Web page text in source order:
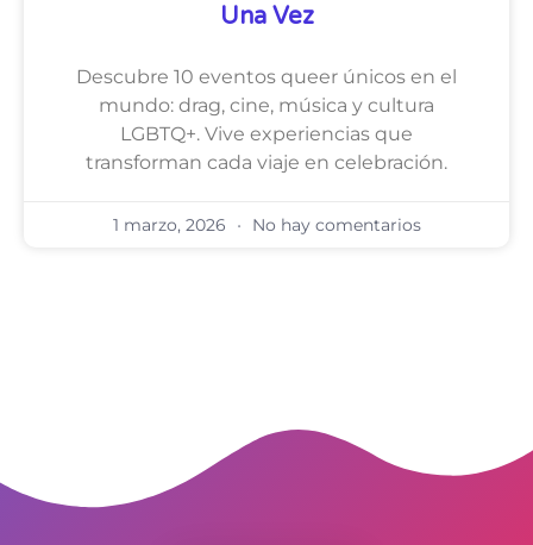
Una Vez
Descubre 10 eventos queer únicos en el
mundo: drag, cine, música y cultura
LGBTQ+. Vive experiencias que
transforman cada viaje en celebración.
1 marzo, 2026 No hay comentarios